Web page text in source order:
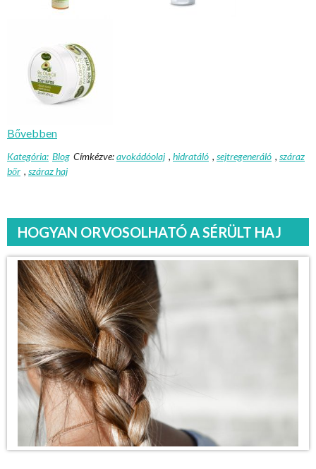
Bővebben
Kategória: Blog Címkézve:avokádóolaj , hidratáló , sejtregeneráló , száraz
bőr , száraz haj
HOGYAN ORVOSOLHATÓ A SÉRÜLT HAJ